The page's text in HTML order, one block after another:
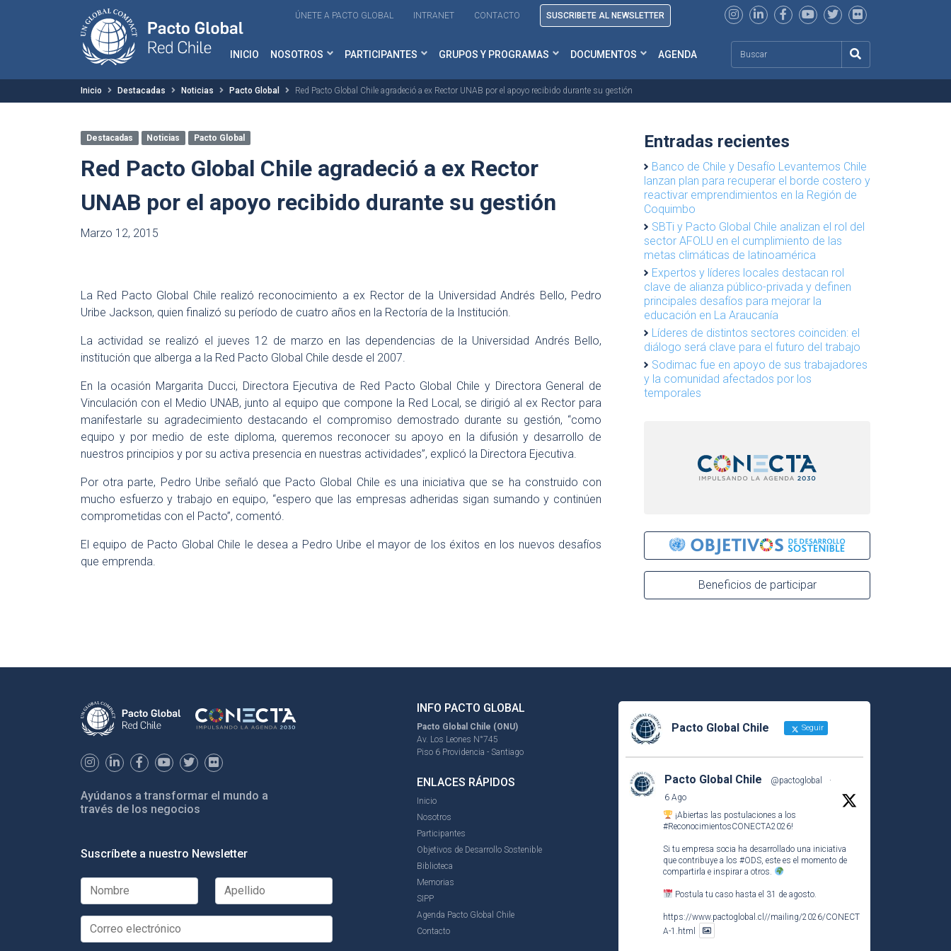
ÚNETE A PACTO GLOBAL INTRANET CONTACTO SUSCRIBETE AL NEWSLETTER
INICIO NOSOTROS PARTICIPANTES GRUPOS Y PROGRAMAS DOCUMENTOS AGENDA
Inicio Destacadas Noticias Pacto Global Red Pacto Global Chile agradeció a ex Rector UNAB por el apoyo recibido durante su gestión
Destacadas Noticias Pacto Global
Red Pacto Global Chile agradeció a ex Rector
UNAB por el apoyo recibido durante su gestión
Marzo 12, 2015
La Red Pacto Global Chile realizó reconocimiento a ex Rector de la Universidad Andrés Bello, Pedro
Uribe Jackson, quien finalizó su período de cuatro años en la Rectoría de la Institución.
La actividad se realizó el jueves 12 de marzo en las dependencias de la Universidad Andrés Bello,
institución que alberga a la Red Pacto Global Chile desde el 2007.
En la ocasión Margarita Ducci, Directora Ejecutiva de Red Pacto Global Chile y Directora General de
Vinculación con el Medio UNAB, junto al equipo que compone la Red Local, se dirigió al ex Rector para
manifestarle su agradecimiento destacando el compromiso demostrado durante su gestión, “como
equipo y por medio de este diploma, queremos reconocer su apoyo en la difusión y desarrollo de
nuestros principios y por su activa presencia en nuestras actividades”, explicó la Directora Ejecutiva.
Por otra parte, Pedro Uribe señaló que Pacto Global Chile es una iniciativa que se ha construido con
mucho esfuerzo y trabajo en equipo, “espero que las empresas adheridas sigan sumando y continúen
comprometidas con el Pacto”, comentó.
El equipo de Pacto Global Chile le desea a Pedro Uribe el mayor de los éxitos en los nuevos desafíos
que emprenda.
Entradas recientes
Banco de Chile y Desafío Levantemos Chile
lanzan plan para recuperar el borde costero y
reactivar emprendimientos en la Región de
Coquimbo
SBTi y Pacto Global Chile analizan el rol del
sector AFOLU en el cumplimiento de las
metas climáticas de latinoamérica
Expertos y líderes locales destacan rol
clave de alianza público-privada y definen
principales desafíos para mejorar la
educación en La Araucanía
Líderes de distintos sectores coinciden: el
diálogo será clave para el futuro del trabajo
Sodimac fue en apoyo de sus trabajadores
y la comunidad afectados por los
temporales
Beneficios de participar
Ayúdanos a transformar el mundo a
través de los negocios
Suscríbete a nuestro Newsletter
INFO PACTO GLOBAL
Pacto Global Chile (ONU)
Av. Los Leones N°745
Piso 6 Providencia - Santiago
ENLACES RÁPIDOS
Inicio
Nosotros
Participantes
Objetivos de Desarrollo Sostenible
Biblioteca
Memorias
SIPP
Agenda Pacto Global Chile
Contacto
Pacto Global Chile Seguir
Pacto Global Chile @pactoglobal
·
6 Ago
¡Abiertas las postulaciones a los
#ReconocimientosCONECTA2026!
Si tu empresa socia ha desarrollado una iniciativa
que contribuye a los #ODS, este es el momento de
compartirla e inspirar a otros.
Postula tu caso hasta el 31 de agosto.
https://www.pactoglobal.cl//mailing/2026/CONECT
A-1.html